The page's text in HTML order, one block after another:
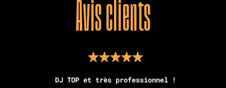
Avis clients
DJ TOP et très professionnel !